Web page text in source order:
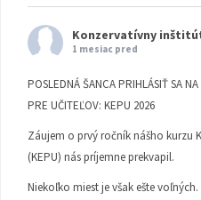
Konzervatívny
1 mesiac pred
POSLEDNÁ ŠANCA PRIHLÁSIŤ SA
PRE UČITEĽOV: KEPU 2026
Záujem o prvý ročník nášho kurzu
(KEPU) nás príjemne prekvapil.
Niekoľko miest je však ešte